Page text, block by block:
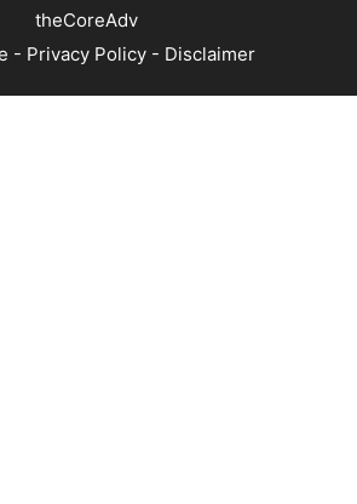
theCoreAdv
- Privacy Policy- Disclaimer